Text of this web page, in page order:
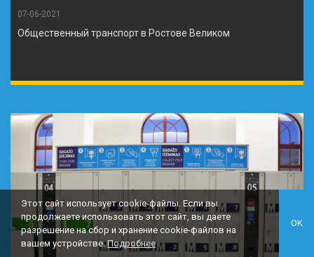
07-06-2021
Общественный транспорт в Ростове Великом
Этот сайт использует cookie-файлы. Если вы
продолжаете использовать этот сайт, вы даете
разрешение на сбор и хранение cookie-файлов на
вашем устройстве.Подробнее
OK